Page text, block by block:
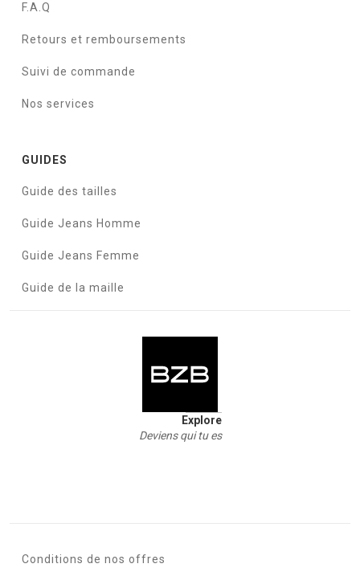
F.A.Q
Retours et remboursements
Suivi de commande
Nos services
GUIDES
Guide des tailles
Guide Jeans Homme
Guide Jeans Femme
Guide de la maille
Explore
Deviens qui tu es
Conditions de nos offres